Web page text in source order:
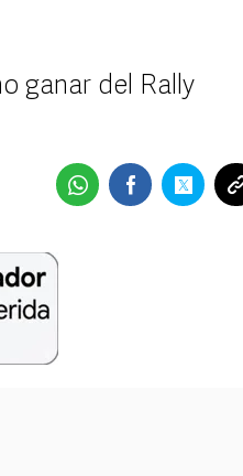
ganar del Rally